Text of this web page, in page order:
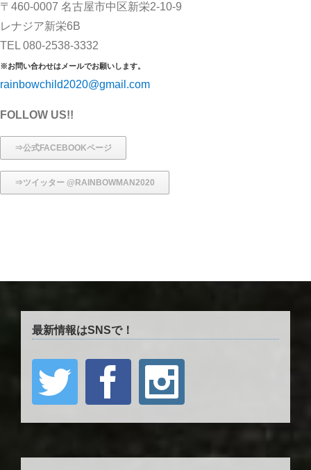
〒460-0007 名古屋市中区新栄2-10-9
レナジア新栄6B
TEL 080-2538-3332
※お問い合わせはメールでお願いします。
rainbowchild2020@gmail.com
FOLLOW US!!
⇒公式FACEBOOKページ
⇒ツイッター @RAINBOWMAN2020
最新情報はSNSで！